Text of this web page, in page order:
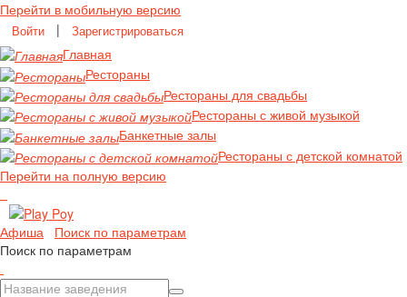
Перейти в мобильную версию
Войти | Зарегистрироваться
Главная
Рестораны
Рестораны для свадьбы
Рестораны с живой музыкой
Банкетные залы
Рестораны с детской комнатой
Перейти на полную версию
Афиша
Поиск по параметрам
Поиск по параметрам